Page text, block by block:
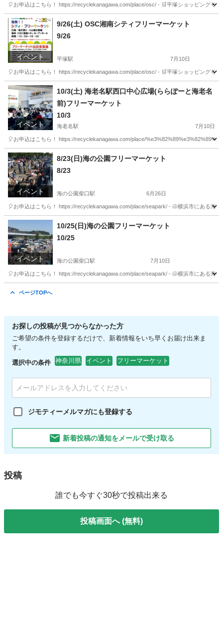
🎈お申込はこちら！ https://recyclekanagawa.com/place/osc/ - 🛒平塚ショッピングモ
神奈川 平塚市 平塚駅 フリーマーケット
イベント
9/26(土) OSC湘南シティフリーマーケット
9/26
平塚駅 7月10日
🎈お申込はこちら！ https://recyclekanagawa.com/place/osc/ - 🛒平塚ショッピングモ
神奈川 平塚市 平塚駅 フリーマーケット 会場
イベント
10/3(土) 海老名駅西口中心広場(ららぽーと海老名
前)フリーマーケット
10/3
海老名駅 7月10日
🎈お申込はこちら！ https://recyclekanagawa.com/place/
神奈川 海老名市 海老名駅 フリーマーケット
イベント
8/23(日)海の公園フリーマーケット
8/23
海の公園柴口駅 6月26日
🎈お申込はこちら！ https://recyclekanagawa.com/place/seapark/ - 🐚横浜市にある海
神奈川 横浜市 海の公園柴口駅 フリーマーケット
イベント
10/25(日)海の公園フリーマーケット
10/25
海の公園柴口駅 7月10日
🎈お申込はこちら！ https://recyclekanagawa.com/place/seapark/ - 🐚横浜市にある海
ページTOPへ
お探しの投稿が見つからなかった方
ご希望の条件を登録するだけで、新着情報をいち早くお届け出来ま
す。
選択中の条件 神奈川県 イベント フリーマーケット
ジモティーメルマガにも登録する
新着投稿の通知をメールで受け取る
投稿
誰でも今すぐ30秒で投稿出来る
投稿画面へ (無料)